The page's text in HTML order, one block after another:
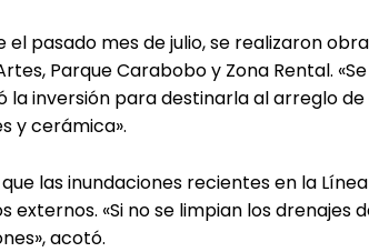
el pasado mes de julio, se realizaron
Parque Carabobo y Zona Rental.
la inversión para destinarla al arreglo
y cerámica».
las inundaciones recientes en la
externos. «Si no se limpian los
acotó.